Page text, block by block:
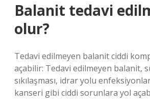
Balanit tedavi
olur?
Tedavi edilmeyen balanit ciddi
açabilir: Tedavi edilmeyen balanit,
sıkılaşması, idrar yolu
kanseri gibi ciddi sorunlara yol